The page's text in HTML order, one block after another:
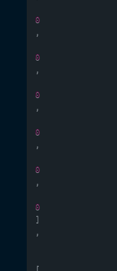
0
,
0
,
0
,
0
,
0
,
0
]
,